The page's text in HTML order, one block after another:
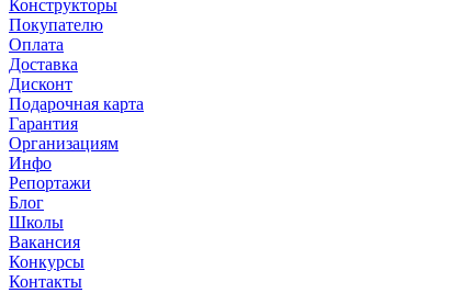
Конструкторы
Покупателю
Оплата
Доставка
Дисконт
Подарочная карта
Гарантия
Организациям
Инфо
Репортажи
Блог
Школы
Вакансия
Конкурсы
Контакты